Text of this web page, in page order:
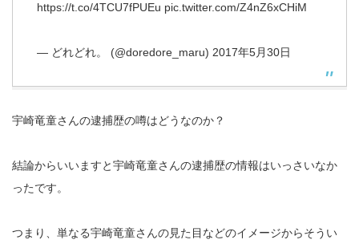
https://t.co/4TCU7fPUEu pic.twitter.com/Z4nZ6xCHiM
— どれどれ。 (@doredore_maru) 2017年5月30日
宇崎竜童さんの逮捕歴の噂はどうなのか？
結論からいいますと宇崎竜童さんの逮捕歴の情報はいっさいなか
ったです。
つまり、単なる宇崎竜童さんの見た目などのイメージからそうい